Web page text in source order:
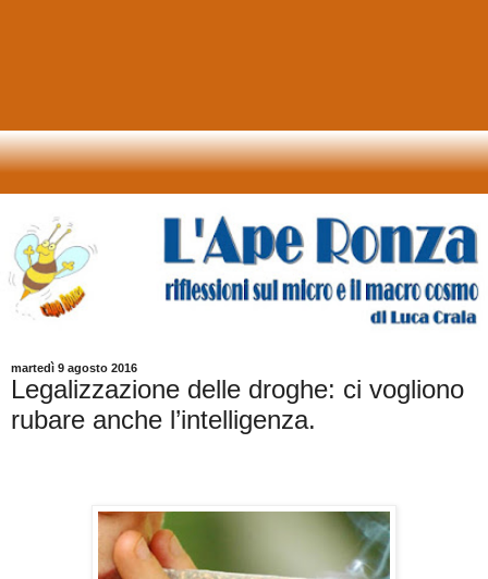
martedì 9 agosto 2016
Legalizzazione delle droghe: ci vogliono
rubare anche l’intelligenza.